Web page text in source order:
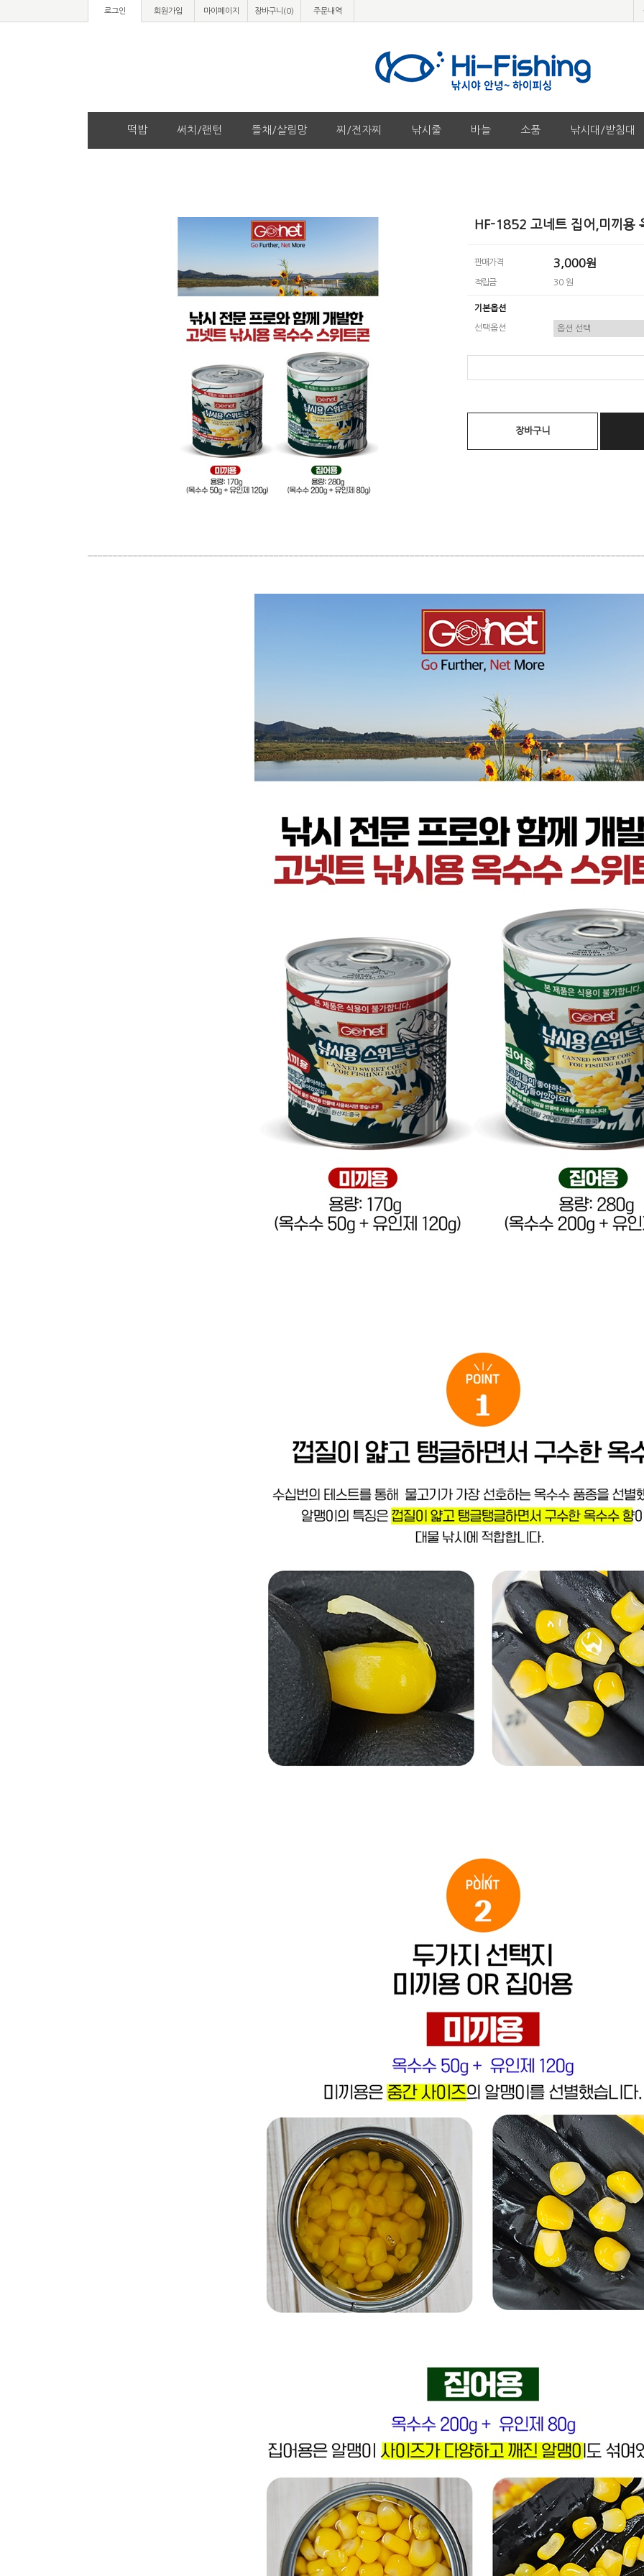
로그인 회원가입 마이페이지 장바구니(0) 주문내역
떡밥 써치/랜턴 뜰채/살림망 찌/전자찌 낚시줄 바늘 소품 낚시대/받침대
HF-1852 고네트 집어,미끼용
판매가격 3,000원
적립금 30 원
기본옵션
선택옵션
장바구니